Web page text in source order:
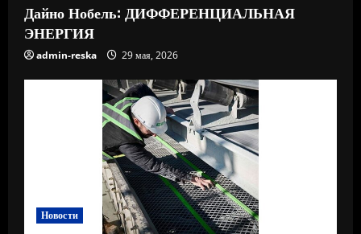
Дайно Нобель: ДИФФЕРЕНЦИАЛЬНАЯ
ЭНЕРГИЯ
admin-reska 29 мая, 2026
Новости